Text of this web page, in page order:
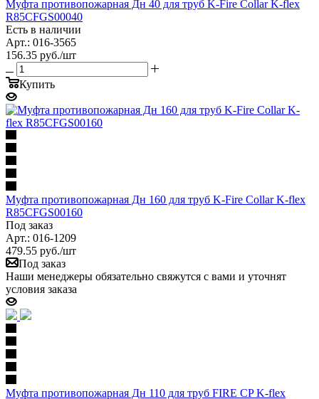
Муфта противопожарная Дн 40 для труб K-Fire Collar K-flex
R85CFGS00040
Есть в наличии
Арт.: 016-3565
156.35 руб./шт
Купить
Муфта противопожарная Дн 160 для труб K-Fire Collar K-flex
R85CFGS00160
Под заказ
Арт.: 016-1209
479.55 руб./шт
Под заказ
Наши менеджеры обязательно свяжутся с вами и уточнят
условия заказа
Муфта противопожарная Дн 110 для труб FIRE CP K-flex